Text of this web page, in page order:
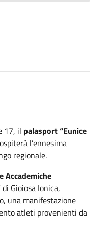
17, il palasport “Eunice
ospiterà l’ennesima
regionale.
Accademiche
Gioiosa Ionica,
una manifestazione
atleti provenienti da